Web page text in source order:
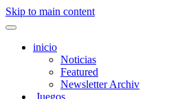
Skip to main content
inicio
Noticias
Featured
Newsletter Archiv
Juegos